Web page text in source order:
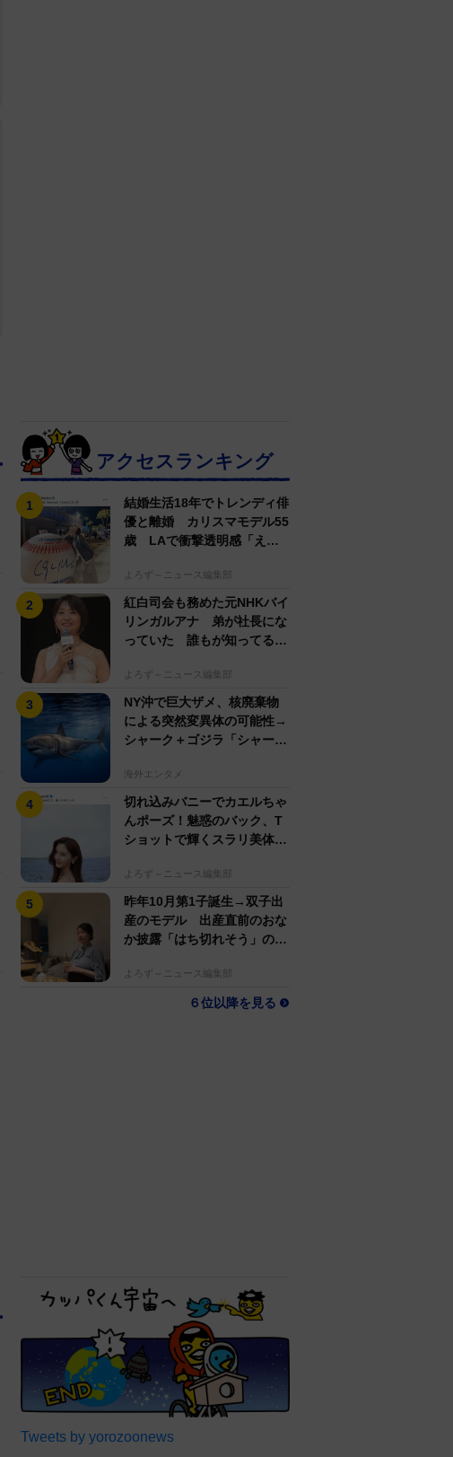
アクセスランキング
結婚生活18年でトレンディ俳
優と離婚 カリスマモデル55
歳 LAで衝撃透明感「えっ
よろず～ニュース編集部
紅白司会も務めた元NHKバイ
リンガルアナ 弟が社長にな
っていた 誰もが知ってる有
よろず～ニュース編集部
NY沖で巨大ザメ、核廃棄物
による突然変異体の可能性→
シャーク＋ゴジラ「シャーク
海外エンタメ
切れ込みバニーでカエルちゃ
んポーズ！魅惑のバック、T
ショットで輝くスラリ美体
よろず～ニュース編集部
昨年10月第1子誕生→双子出
産のモデル 出産直前のおな
か披露「はち切れそう」の
よろず～ニュース編集部
６位以降を見る
Tweets by yorozoonews